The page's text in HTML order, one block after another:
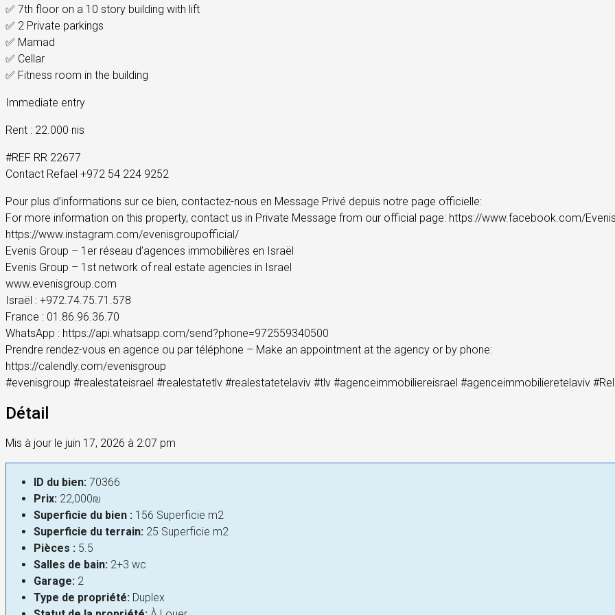
✅ 7th floor on a 10 story building with lift
✅ 2 Private parkings
✅ Mamad
✅ Cellar
✅ Fitness room in the building
Immediate entry
Rent : 22.000 nis
#REF RR 22677
Contact Refael +972 54 224 9252
Pour plus d’informations sur ce bien, contactez-nous en Message Privé depuis notre page officielle:
For more information on this property, contact us in Private Message from our official page: https://www.facebook.com/
https://www.instagram.com/evenisgroupofficial/
Evenis Group – 1er réseau d’agences immobilières en Israël
Evenis Group – 1st network of real estate agencies in Israel
www.evenisgroup.com
Israël : +972.74.75.71.578
France : 01.86.96.36.70
WhatsApp : https://api.whatsapp.com/send?phone=972559340500
Prendre rendez-vous en agence ou par téléphone – Make an appointment at the agency or by phone:
https://calendly.com/evenisgroup
#evenisgroup #realestateisrael #realestatetlv #realestatetelaviv #tlv #agenceimmobiliereisrael #agenceimmobilieretelaviv
Détail
Mis à jour le juin 17, 2026 à 2:07 pm
ID du bien: 70366
Prix: 22,000₪
Superficie du bien : 156 Superficie m2
Superficie du terrain: 25 Superficie m2
Pièces : 5.5
Salles de bain: 2+3 wc
Garage: 2
Type de propriété: Duplex